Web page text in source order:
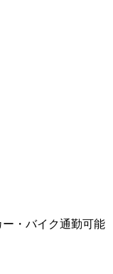
・バイク通勤可能